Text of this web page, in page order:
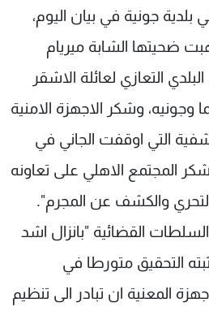
بلدية جونية في بيان اليوم،
ضحيتها الشابة ميريام
التعازي لعائلة الاشقر
وشكر الاجهزة الامنية
التي اوقفت الجاني في
كما شكر المجتمع الاهلي على تعاونه
والكشف عن المجرم".
القضائية "بانزال اشد
التحقيق متورطا في
المعنية ان تبادر الى تنظيم
رياضة
وظائف